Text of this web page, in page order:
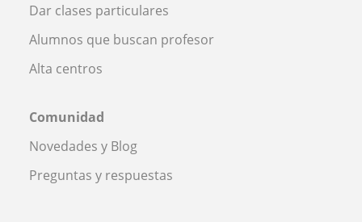
Dar clases particulares
Alumnos que buscan profesor
Alta centros
Comunidad
Novedades y Blog
Preguntas y respuestas